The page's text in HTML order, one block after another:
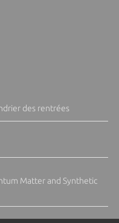
des rentrées
Matter and Synthetic